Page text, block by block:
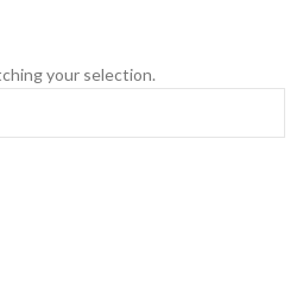
your selection.